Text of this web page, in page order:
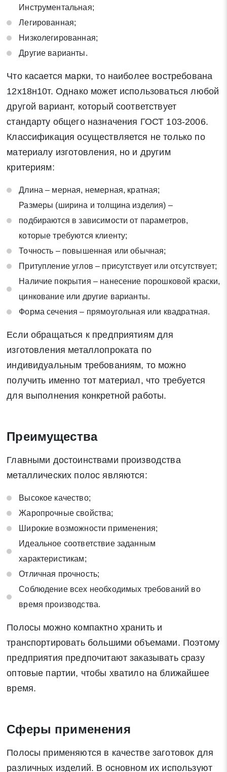
Поиск Закрыть
Инструментальная;
Легированная;
Низколегированная;
Другие варианты.
Что касается марки, то наиболее востребована
12х18н10т. Однако может использоваться любой
другой вариант, который соответствует
стандарту общего назначения ГОСТ 103-2006.
Классификация осуществляется не только по
материалу изготовления, но и другим
критериям:
Длина – мерная, немерная, кратная;
Размеры (ширина и толщина изделия) –
подбираются в зависимости от параметров,
которые требуются клиенту;
Точность – повышенная или обычная;
Притупление углов – присутствует или отсутствует;
Наличие покрытия – нанесение порошковой краски,
цинкование или другие варианты.
Форма сечения – прямоугольная или квадратная.
Если обращаться к предприятиям для
изготовления металлопроката по
индивидуальным требованиям, то можно
получить именно тот материал, что требуется
для выполнения конкретной работы.
Преимущества
Главными достоинствами производства
металлических полос являются:
Высокое качество;
Жаропрочные свойства;
Широкие возможности применения;
Идеальное соответствие заданным
характеристикам;
Отличная прочность;
Соблюдение всех необходимых требований во
время производства.
Полосы можно компактно хранить и
транспортировать большими объемами. Поэтому
предприятия предпочитают заказывать сразу
оптовые партии, чтобы хватило на ближайшее
время.
Сферы применения
Полосы применяются в качестве заготовок для
различных изделий. В основном их используют
Отправить заявку
Нажимая на кнопку «Отправить заявку» Вы даете согласие
на обработку своих персональных данных в соответствии со
статьей 9 Федерального закона от 27 июля 2006 г. N 152-ФЗ
«О персональных данных», а также соглашаетесь на
информационную рассылку по средством e-mail или СМС